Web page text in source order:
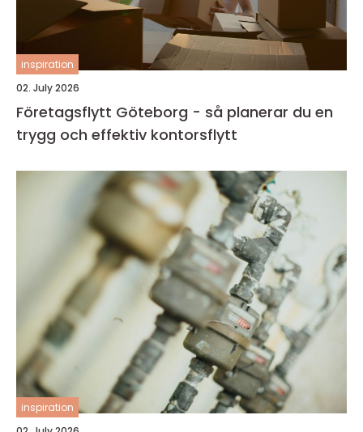
inspiration
02. July 2026
Företagsflytt Göteborg - så planerar du en
trygg och effektiv kontorsflytt
inspiration